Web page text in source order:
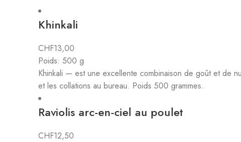
Khinkali
CHF13,00
Poids: 500 g
Khinkali — est une excellente combinaison de goût et de
et les collations au bureau. Poids 500 grammes.
Raviolis arc-en-ciel au poulet
CHF12,50